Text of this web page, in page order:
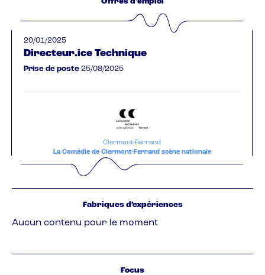
20/01/2025
Directeur.ice Technique
Prise de poste 25/08/2025
Clermont-Ferrand
La Comédie de Clermont-Ferrand scène nationale
Fabriques d’expériences
Aucun contenu pour le moment
Focus